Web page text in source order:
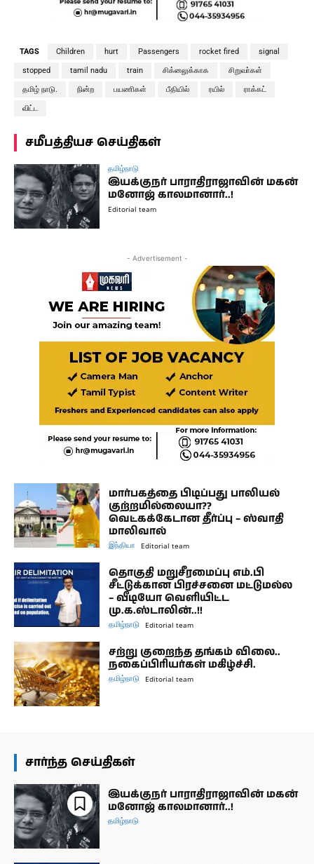
TAGS Children hurt Passengers rocket fired signal
stopped tamil nadu train சிக்னலுக்காக சிறுவா்கள்
தமிழ் நாடு. நின்ற பயணிகள் பீதியில் ரயில் ராக்கட்
விட்ட
சமீபத்தியச செய்திகள்
தமிழ்நாடு
இயக்குநர் பாராதிராஜாவின் மகன்
மனோஜ் காலமானார்..!
Editorial team
- Advertisement -
மார்பகத்தை பிடிப்பது பாலியல்
குற்றமில்லையா??
வெட்கக்கேடான தீர்ப்பு – ஸ்வாதி
மாலிவால்
இந்தியா Editorial team
தொகுதி மறுசீரமைப்பு எம்.பி
சீட்டுக்கான பிரச்சனை மட்டுமல்ல
– வீடியோ வெளியிட்ட
மு.க.ஸ்டாலின்..!!
தமிழ்நாடு Editorial team
சற்று குறைந்த தங்கம் விலை..
நகைப்பிரியர்கள் மகிழ்ச்சி.
தமிழ்நாடு Editorial team
சார்ந்த செய்திகள்
இயக்குநர் பாராதிராஜாவின் மகன்
மனோஜ் காலமானார்..!
தமிழ்நாடு